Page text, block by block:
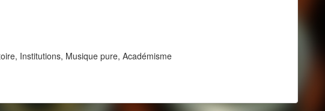
Institutions, Musique pure, Académisme